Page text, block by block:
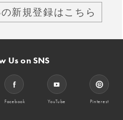
の新規登録はこちら
Us on SNS
Facebook YouTube Pinterest